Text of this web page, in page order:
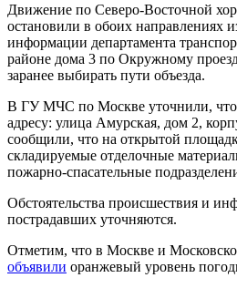
Движение по Северо-Восточной
остановили в обоих направлениях
информации департамента
районе дома 3 по Окружному
заранее выбирать пути объезда.
В ГУ МЧС по Москве уточнили, что
адресу: улица Амурская, дом 2,
сообщили, что на открытой
складируемые отделочные
пожарно-спасательные
Обстоятельства происшествия и
пострадавших уточняются.
Отметим, что в Москве и
объявили оранжевый уровень